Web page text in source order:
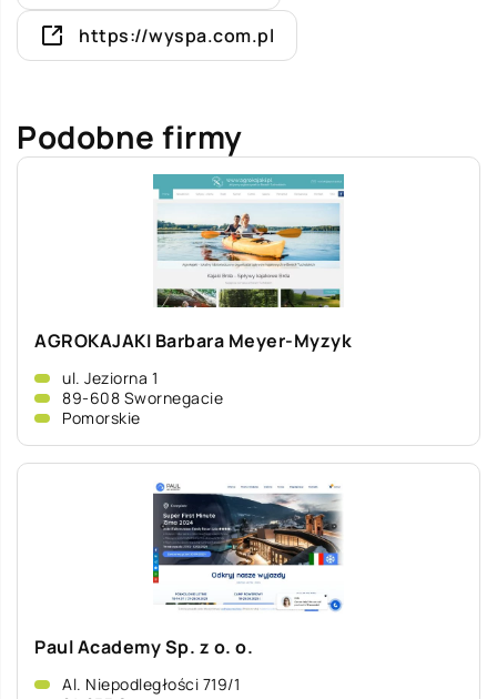
https://wyspa.com.pl
Podobne firmy
AGROKAJAKI Barbara Meyer-Myzyk
ul. Jeziorna 1
89-608 Swornegacie
Pomorskie
Paul Academy Sp. z o. o.
Al. Niepodległości 719/1